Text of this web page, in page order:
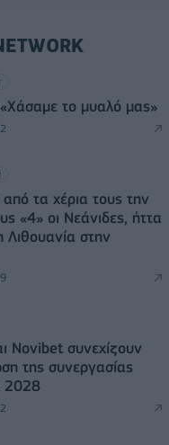
το μυαλό μας»
τα χέρια τους την
«4» οι Νεάνιδες, ήττα
στην
Novibet συνεχίζουν
της συνεργασίας
2028